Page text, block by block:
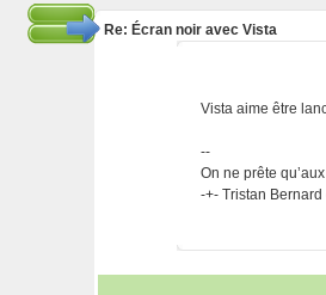
Re: Écran noir avec Vista
Vista aime être
--
On ne prête
-+- Tristan